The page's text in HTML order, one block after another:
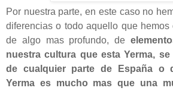
Por nuestra parte, en este caso no
diferencias o todo aquello que hemos
de algo mas profundo, de
nuestra cultura que esta Yerma,
de cualquier parte de España o
Yerma es mucho mas que una